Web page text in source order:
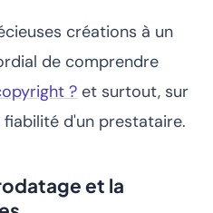
créations à un
de comprendre
? et surtout, sur
d'un prestataire.
et la